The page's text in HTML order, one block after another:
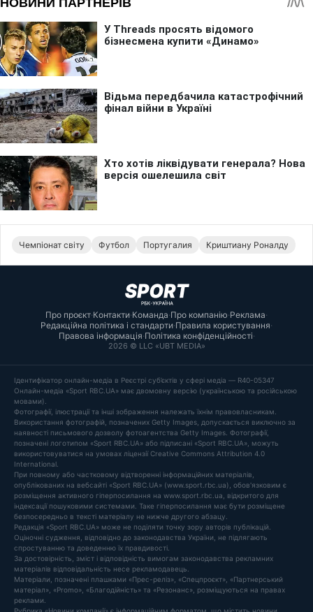
Чемпіонат світу Футбол Португалия Криштиану Роналду
Про проєкт·Контакти·Команда·Про компанію·Реклама·
Редакційна політика і стандарти·Правила користування·
Правова інформація·Політика конфіденційності·
2026 © LLC «UBT MEDIA»
Ідентифікатор онлайн-медіа в Реєстрі суб’єктів у сфері медіа — R40-05347
Онлайн-медіа «Sport RBC.UA» має двомовну версію (українською та російською
мовами).
Фотографії, ілюстрації та інші зображення належать їхнім правовласникам.
Використання фотографій, позначених Getty Images, допускається виключно за
наявності письмового дозволу фотоагентства Getty Images. Фотографії,
позначені логотипом «Sport RBC.UA» або підписані «Sport RBC.UA», можуть
використовуватися на умовах ліцензії Creative Commons Attribution 4.0
International.
При повному або частковому відтворенні інформаційних матеріалів,
опублікованих на вебсайті «Sport RBC.UA» (www.sport.rbc.ua), обов'язковим є
розміщення активного гіперпосилання на www.sport.rbc.ua, відкритого для
індексації пошуковими системами. Таке гіперпосилання має бути розміщене
безпосередньо в тексті матеріалу не нижче другого абзацу.
Редакція «Sport RBC.UA» може не поділяти точку зору авторів публікацій.
Оціночні судження, відповідно до законодавства України, не підлягають
спростуванню та доведенню їх правдивості.
За достовірність, зміст і відповідність вимогам законодавства рекламних
матеріалів відповідальність несе рекламодавець.
Матеріали, позначені плашками «Прес-реліз», «Спецпроєкт», «Партнерський
матеріал», «Promo», «Благодійність» та «Резонанс», розміщуються на правах
реклами.